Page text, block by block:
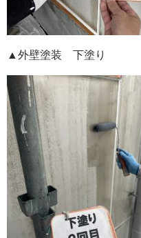
▲外壁塗装 下塗り